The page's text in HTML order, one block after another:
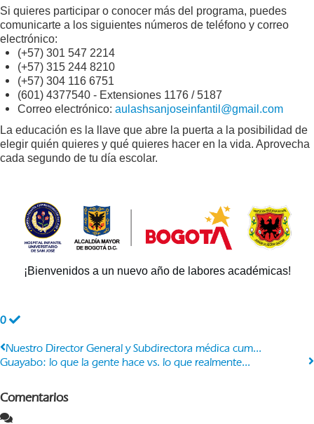
Si quieres participar o conocer más del programa, puedes
comunicarte a los siguientes números de teléfono y correo
electrónico:
(+57) 301 547 2214
(+57) 315 244 8210
(+57) 304 116 6751
(601) 4377540 - Extensiones 1176 / 5187
Correo electrónico: aulashsanjoseinfantil@gmail.com
La educación es la llave que abre la puerta a la posibilidad de
elegir quién quieres y qué quieres hacer en la vida. Aprovecha
cada segundo de tu día escolar.
¡Bienvenidos a un nuevo año de labores académicas!
0
Nuestro Director General y Subdirectora médica cum...
Guayabo: lo que la gente hace vs. lo que realmente...
Comentarios